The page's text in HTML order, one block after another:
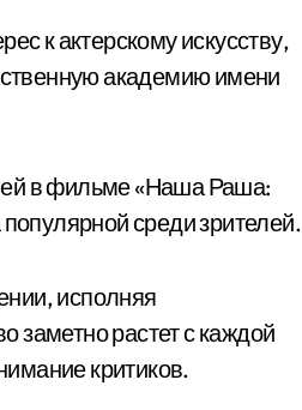
к актерскому искусству,
академию имени
в фильме «Наша Раша:
среди зрителей.
исполняя
заметно растет с каждой
критиков.